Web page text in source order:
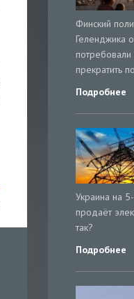
Финский
Геленджика
прекратить
Подробнее
Украина на
продаёт
так?
Подробнее